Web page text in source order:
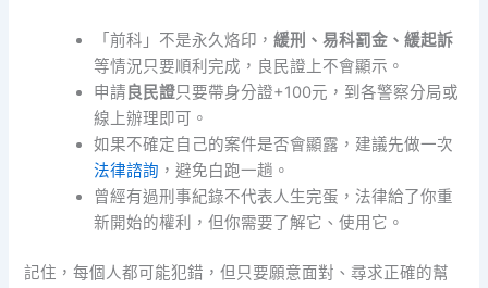
「前科」不是永久烙印，緩刑、易科罰金、緩起訴
等情況只要順利完成，良民證上不會顯示。
申請良民證只要帶身分證+100元，到各警察分局或
線上辦理即可。
如果不確定自己的案件是否會顯露，建議先做一次
法律諮詢 ，避免白跑一趟。
曾經有過刑事紀錄不代表人生完蛋，法律給了你重
新開始的權利，但你需要了解它、使用它。
記住，每個人都可能犯錯，但只要願意面對、尋求正確的幫